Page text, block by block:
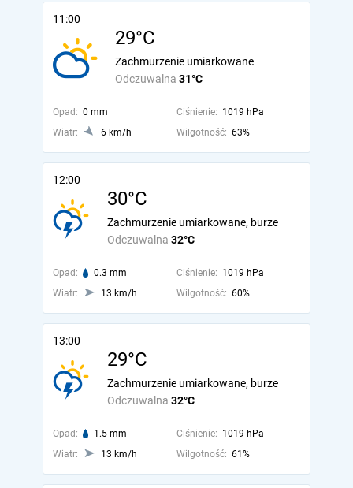
11:00
29°C
Odczuwalna 31°C
Zachmurzenie umiarkowane
Opad: 0 mm Ciśnienie: 1019 hPa
Wiatr:
6 km/h Wilgotność: 63%
12:00
30°C
Odczuwalna 32°C
Zachmurzenie umiarkowane, burze
Opad: 0.3 mm Ciśnienie: 1019 hPa
Wiatr:
13 km/h Wilgotność: 60%
13:00
29°C
Odczuwalna 32°C
Zachmurzenie umiarkowane, burze
Opad: 1.5 mm Ciśnienie: 1019 hPa
Wiatr:
13 km/h Wilgotność: 61%